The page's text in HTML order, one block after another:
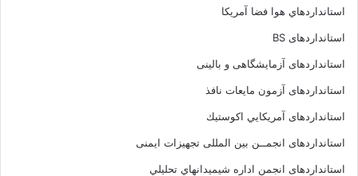
استانداردهاي هوا فضا آمريکا
استانداردهای BS
استانداردهای آزمایشگاهی و بالینی
استانداردهای آزمون مایعات نافذ
استانداردهای آمريكايي اكوستيك
استانداردهای انجمــن بين المللى تجهيزات ايمنى
استانداردهای انجمن اداره شيميدانهاي تحليلي